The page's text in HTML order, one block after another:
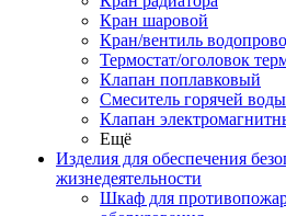
Кран шаровой
Кран/вентиль
Термостат/оголовок
Клапан поплавковый
Смеситель горячей воды
Клапан
Ещё
Изделия для обеспечения
жизнедеятельности
Шкаф для